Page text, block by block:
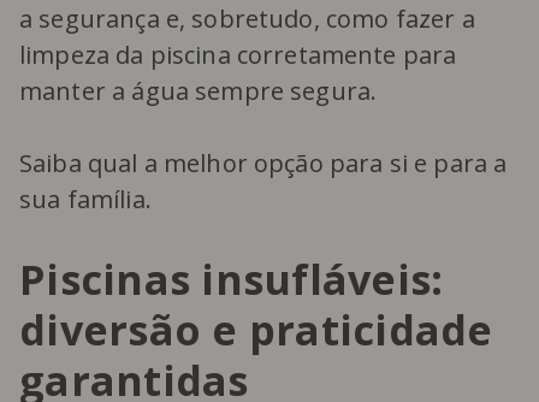
a segurança e, sobretudo, como fazer a
limpeza da piscina corretamente para
manter a água sempre segura.
Saiba qual a melhor opção para si e para a
sua família.
Piscinas insufláveis:
diversão e praticidade
garantidas